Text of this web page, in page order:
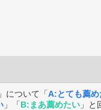
について「A:とても薦め
」「B:まあ薦めたい 」と